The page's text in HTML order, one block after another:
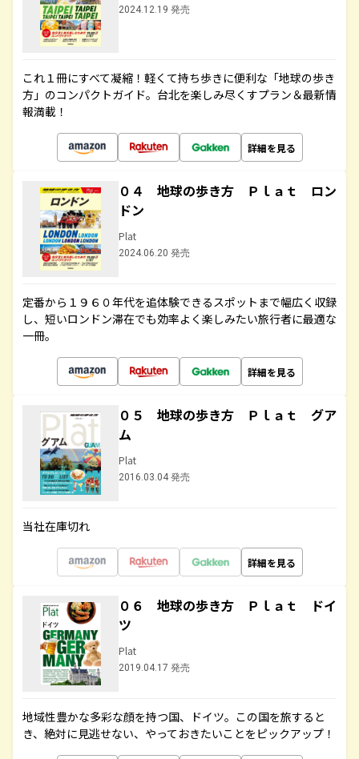
2024.12.19 発売
これ１冊にすべて凝縮！軽くて持ち歩きに便利な「地球の歩き
方」のコンパクトガイド。台北を楽しみ尽くすプラン＆最新情
報満載！
詳細を見る
０４ 地球の歩き方 Ｐｌａｔ ロン
ドン
Plat
2024.06.20 発売
定番から１９６０年代を追体験できるスポットまで幅広く収録
し、短いロンドン滞在でも効率よく楽しみたい旅行者に最適な
一冊。
詳細を見る
０５ 地球の歩き方 Ｐｌａｔ グア
ム
Plat
2016.03.04 発売
当社在庫切れ
詳細を見る
０６ 地球の歩き方 Ｐｌａｔ ドイ
ツ
Plat
2019.04.17 発売
地域性豊かな多彩な顔を持つ国、ドイツ。この国を旅すると
き、絶対に見逃せない、やっておきたいことをピックアップ！